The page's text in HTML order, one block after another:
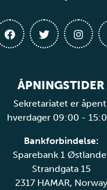
ÅPNINGSTIDER
Sekretariatet er åpent
hverdager 09:00 -
Bankforbindelse:
Sparebank 1
Strandgata 15
2317 HAMAR, Norway